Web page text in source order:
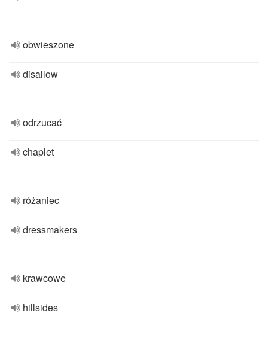
obwieszone
disallow
odrzucać
chaplet
różaniec
dressmakers
krawcowe
hillsides